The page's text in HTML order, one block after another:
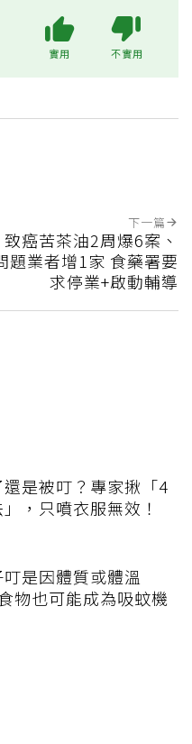
實用 不實用
下一篇
致癌苦茶油2周爆6案、
題業者增1家 食藥署要
求停業+啟動輔導
是被叮？專家揪「4
，只噴衣服無效！
是因體質或體溫
物也可能成為吸蚊機